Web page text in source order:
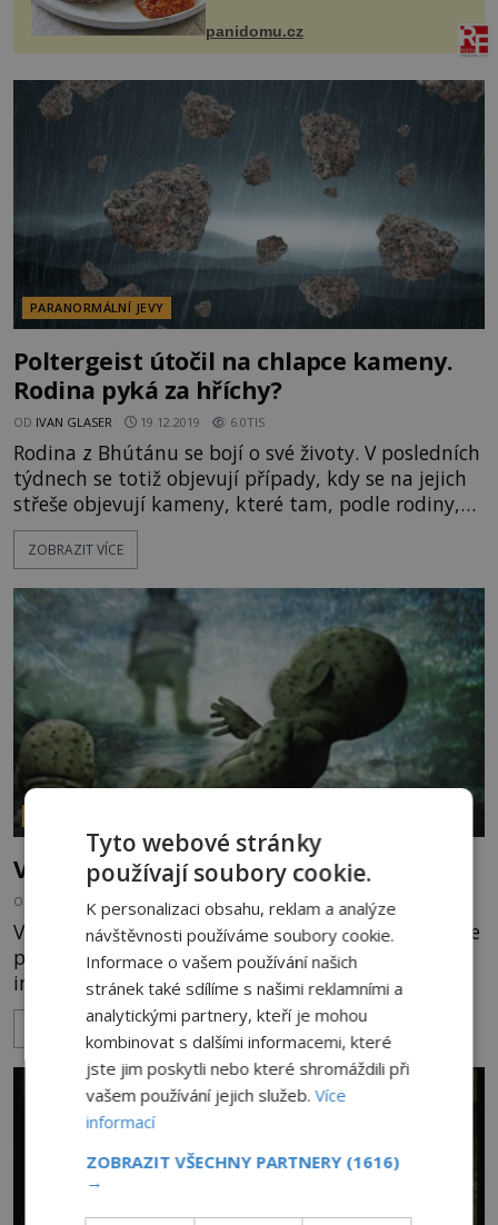
Možná jste ji ochutnali na dovolené v
panidomu.cz
PARANORMÁLNÍ JEVY
Poltergeist útočil na chlapce kameny.
Rodina pyká za hříchy?
OD IVAN GLASER 19.12.2019 6.0TIS
Rodina z Bhútánu se bojí o své životy. V posledních
týdnech se totiž objevují případy, kdy se na jejich
střeše objevují kameny, které tam, podle rodiny,
hází zlý duch. A dokonce to dělá jen v přítomnosti
patnáctiletého chlapce Sunila Ghalleya. Proč jde
Asii se zrovna moc často lidé nesetkávají s tím, že
by v jejich obydlích žil nějaký duch, nato
ZOBRAZIT VÍCE
Vodní děti unášející rybáře. Co jsou zač
OD IVAN GLASER 4.11.2019 5.3TIS
Vše se má odehrávat u pyramidového jezera pouze
pár kilometrů severně od Reno v Nevadě na
indiánské rezervaci Paiute. Zatímco někteří o tom
mluví jako o legendě, jiní jsou si jisti, že právě
vodní děti stojí za zmizením několika rybářů.
Vodní děti tohoto jezera mají stát za každoročním
zmizením několika rybářů. Široká veřejnost je
k tomuto poměrně dost skeptická, rodiny
poškozených ale pevně st
ZOBRAZIT VÍCE
Tyto webové stránky
používají soubory cookie.
K personalizaci obsahu, reklam a analýze
návštěvnosti používáme soubory cookie.
Informace o vašem používání našich
stránek také sdílíme s našimi reklamními a
analytickými partnery, kteří je mohou
kombinovat s dalšími informacemi, které
jste jim poskytli nebo které shromáždili při
vašem používání jejich služeb.Více
informací
ZOBRAZIT VŠECHNY PARTNERY (1616)
→